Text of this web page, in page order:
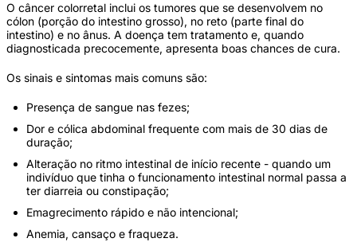
O câncer colorretal inclui os tumores que se desenvolvem no
cólon (porção do intestino grosso), no reto (parte final do
intestino) e no ânus. A doença tem tratamento e, quando
diagnosticada precocemente, apresenta boas chances de cura.
Os sinais e sintomas mais comuns são:
Presença de sangue nas fezes;
Dor e cólica abdominal frequente com mais de 30 dias de
duração;
Alteração no ritmo intestinal de início recente - quando um
indivíduo que tinha o funcionamento intestinal normal passa a
ter diarreia ou constipação;
Emagrecimento rápido e não intencional;
Anemia, cansaço e fraqueza.